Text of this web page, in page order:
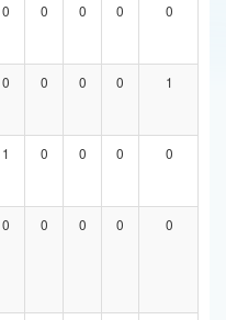
0 0 0 0 0
0 0 0 0 1
1 0 0 0 0
0 0 0 0 0